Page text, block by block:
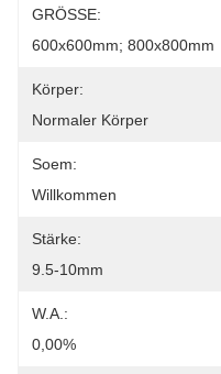
GRÖSSE:
600x600mm; 800x800mm
Körper:
Normaler Körper
Soem:
Willkommen
Stärke:
9.5-10mm
W.A.:
0,00%